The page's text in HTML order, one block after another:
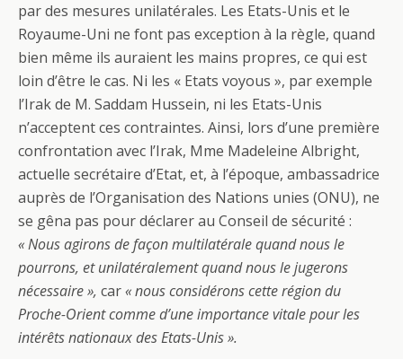
par des mesures unilatérales. Les Etats-Unis et le
Royaume-Uni ne font pas exception à la règle, quand
bien même ils auraient les mains propres, ce qui est
loin d’être le cas. Ni les « Etats voyous », par exemple
l’Irak de M. Saddam Hussein, ni les Etats-Unis
n’acceptent ces contraintes. Ainsi, lors d’une première
confrontation avec l’Irak, Mme Madeleine Albright,
actuelle secrétaire d’Etat, et, à l’époque, ambassadrice
auprès de l’Organisation des Nations unies (ONU), ne
se gêna pas pour déclarer au Conseil de sécurité :
« Nous agirons de façon multilatérale quand nous le
pourrons, et unilatéralement quand nous le jugerons
nécessaire », car« nous considérons cette région du
Proche-Orient comme d’une importance vitale pour les
intérêts nationaux des Etats-Unis ».